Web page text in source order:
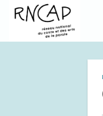
Passer
contenu